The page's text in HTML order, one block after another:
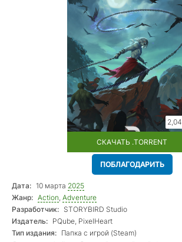
СКАЧАТЬ .TORRENT
ПОБЛАГОДАРИТЬ
Дата: 10 марта 2025
Жанр: Action, Adventure
Разработчик: STORYBIRD Studio
Издатель: PQube, PixelHeart
Тип издания: Папка с игрой (Steam)